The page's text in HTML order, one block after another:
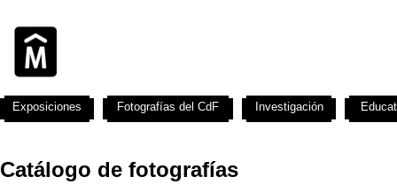
Catálogo de fotografías
Exposiciones Fotografías del CdF Investigación